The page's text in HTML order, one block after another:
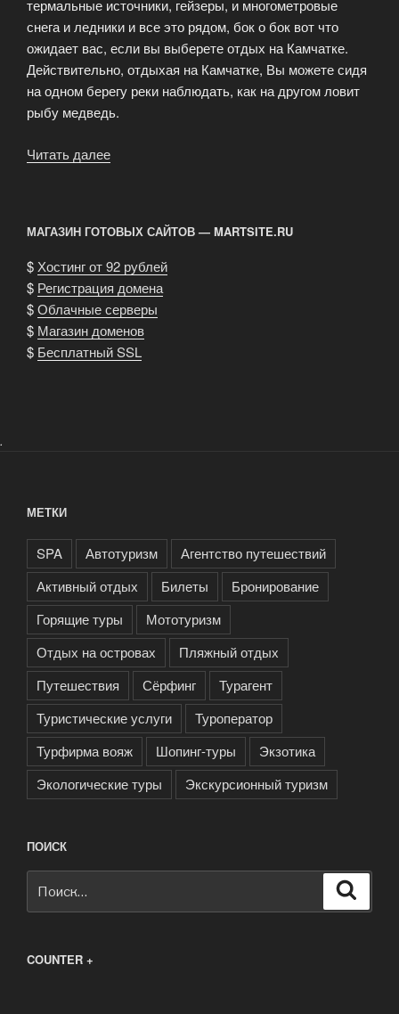
термальные источники, гейзеры, и многометровые
снега и ледники и все это рядом, бок о бок вот что
ожидает вас, если вы выберете отдых на Камчатке.
Действительно, отдыхая на Камчатке, Вы можете сидя
на одном берегу реки наблюдать, как на другом ловит
рыбу медведь.
Читать далее
МАГАЗИН ГОТОВЫХ САЙТОВ — MARTSITE.RU
$ Хостинг от 92 рублей
$ Регистрация домена
$Облачные серверы
$ Магазин доменов
$ Бесплатный SSL
.
МЕТКИ
SPA Автотуризм
Агентство путешествий
Активный отдых
Билеты
Бронирование
Горящие туры
Мототуризм
Отдых на островах
Пляжный отдых
Путешествия
Сёрфинг
Турагент
Туристические услуги
Туроператор
Турфирма вояж
Шопинг-туры
Экзотика
Экологические туры
Экскурсионный туризм
ПОИСК
COUNTER +